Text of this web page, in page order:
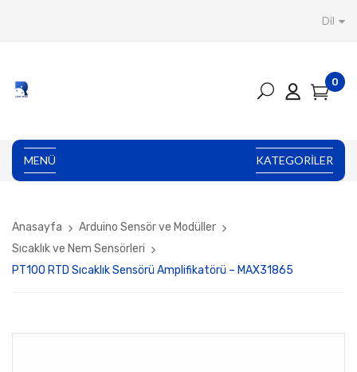
Dil
0
MENÜ KATEGORILER
Anasayfa
Arduino Sensör ve Modüller
Sıcaklık ve Nem Sensörleri
PT100 RTD Sıcaklık Sensörü Amplifikatörü – MAX31865